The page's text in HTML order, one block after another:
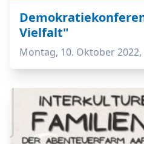
Vielfalt"
Montag, 10. Oktober